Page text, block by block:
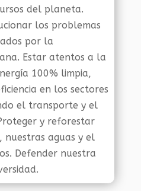
del planeta.
los problemas
por la
Estar atentos a la
100% limpia,
en los sectores
el transporte y el
y reforestar
nuestras aguas y el
Defender nuestra